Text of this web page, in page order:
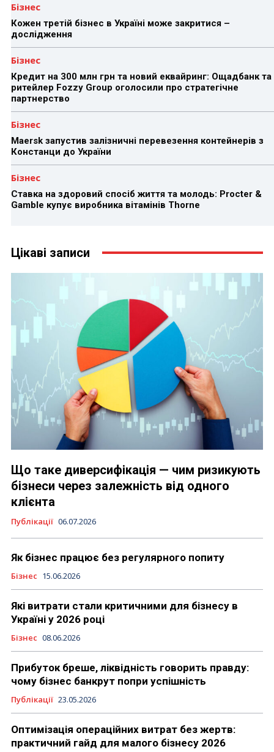
Бізнес
Кожен третій бізнес в Україні може закритися –
дослідження
Бізнес
Кредит на 300 млн грн та новий еквайринг: Ощадбанк та
ритейлер Fozzy Group оголосили про стратегічне
партнерство
Бізнес
Maersk запустив залізничні перевезення контейнерів з
Констанци до України
Бізнес
Ставка на здоровий спосіб життя та молодь: Procter &
Gamble купує виробника вітамінів Thorne
Цікаві записи
Що таке диверсифікація — чим ризикують
бізнеси через залежність від одного
клієнта
Публікації 06.07.2026
Як бізнес працює без регулярного попиту
Бізнес 15.06.2026
Які витрати стали критичними для бізнесу в
Україні у 2026 році
Бізнес 08.06.2026
Прибуток бреше, ліквідність говорить правду:
чому бізнес банкрут попри успішність
Публікації 23.05.2026
Оптимізація операційних витрат без жертв:
практичний гайд для малого бізнесу 2026